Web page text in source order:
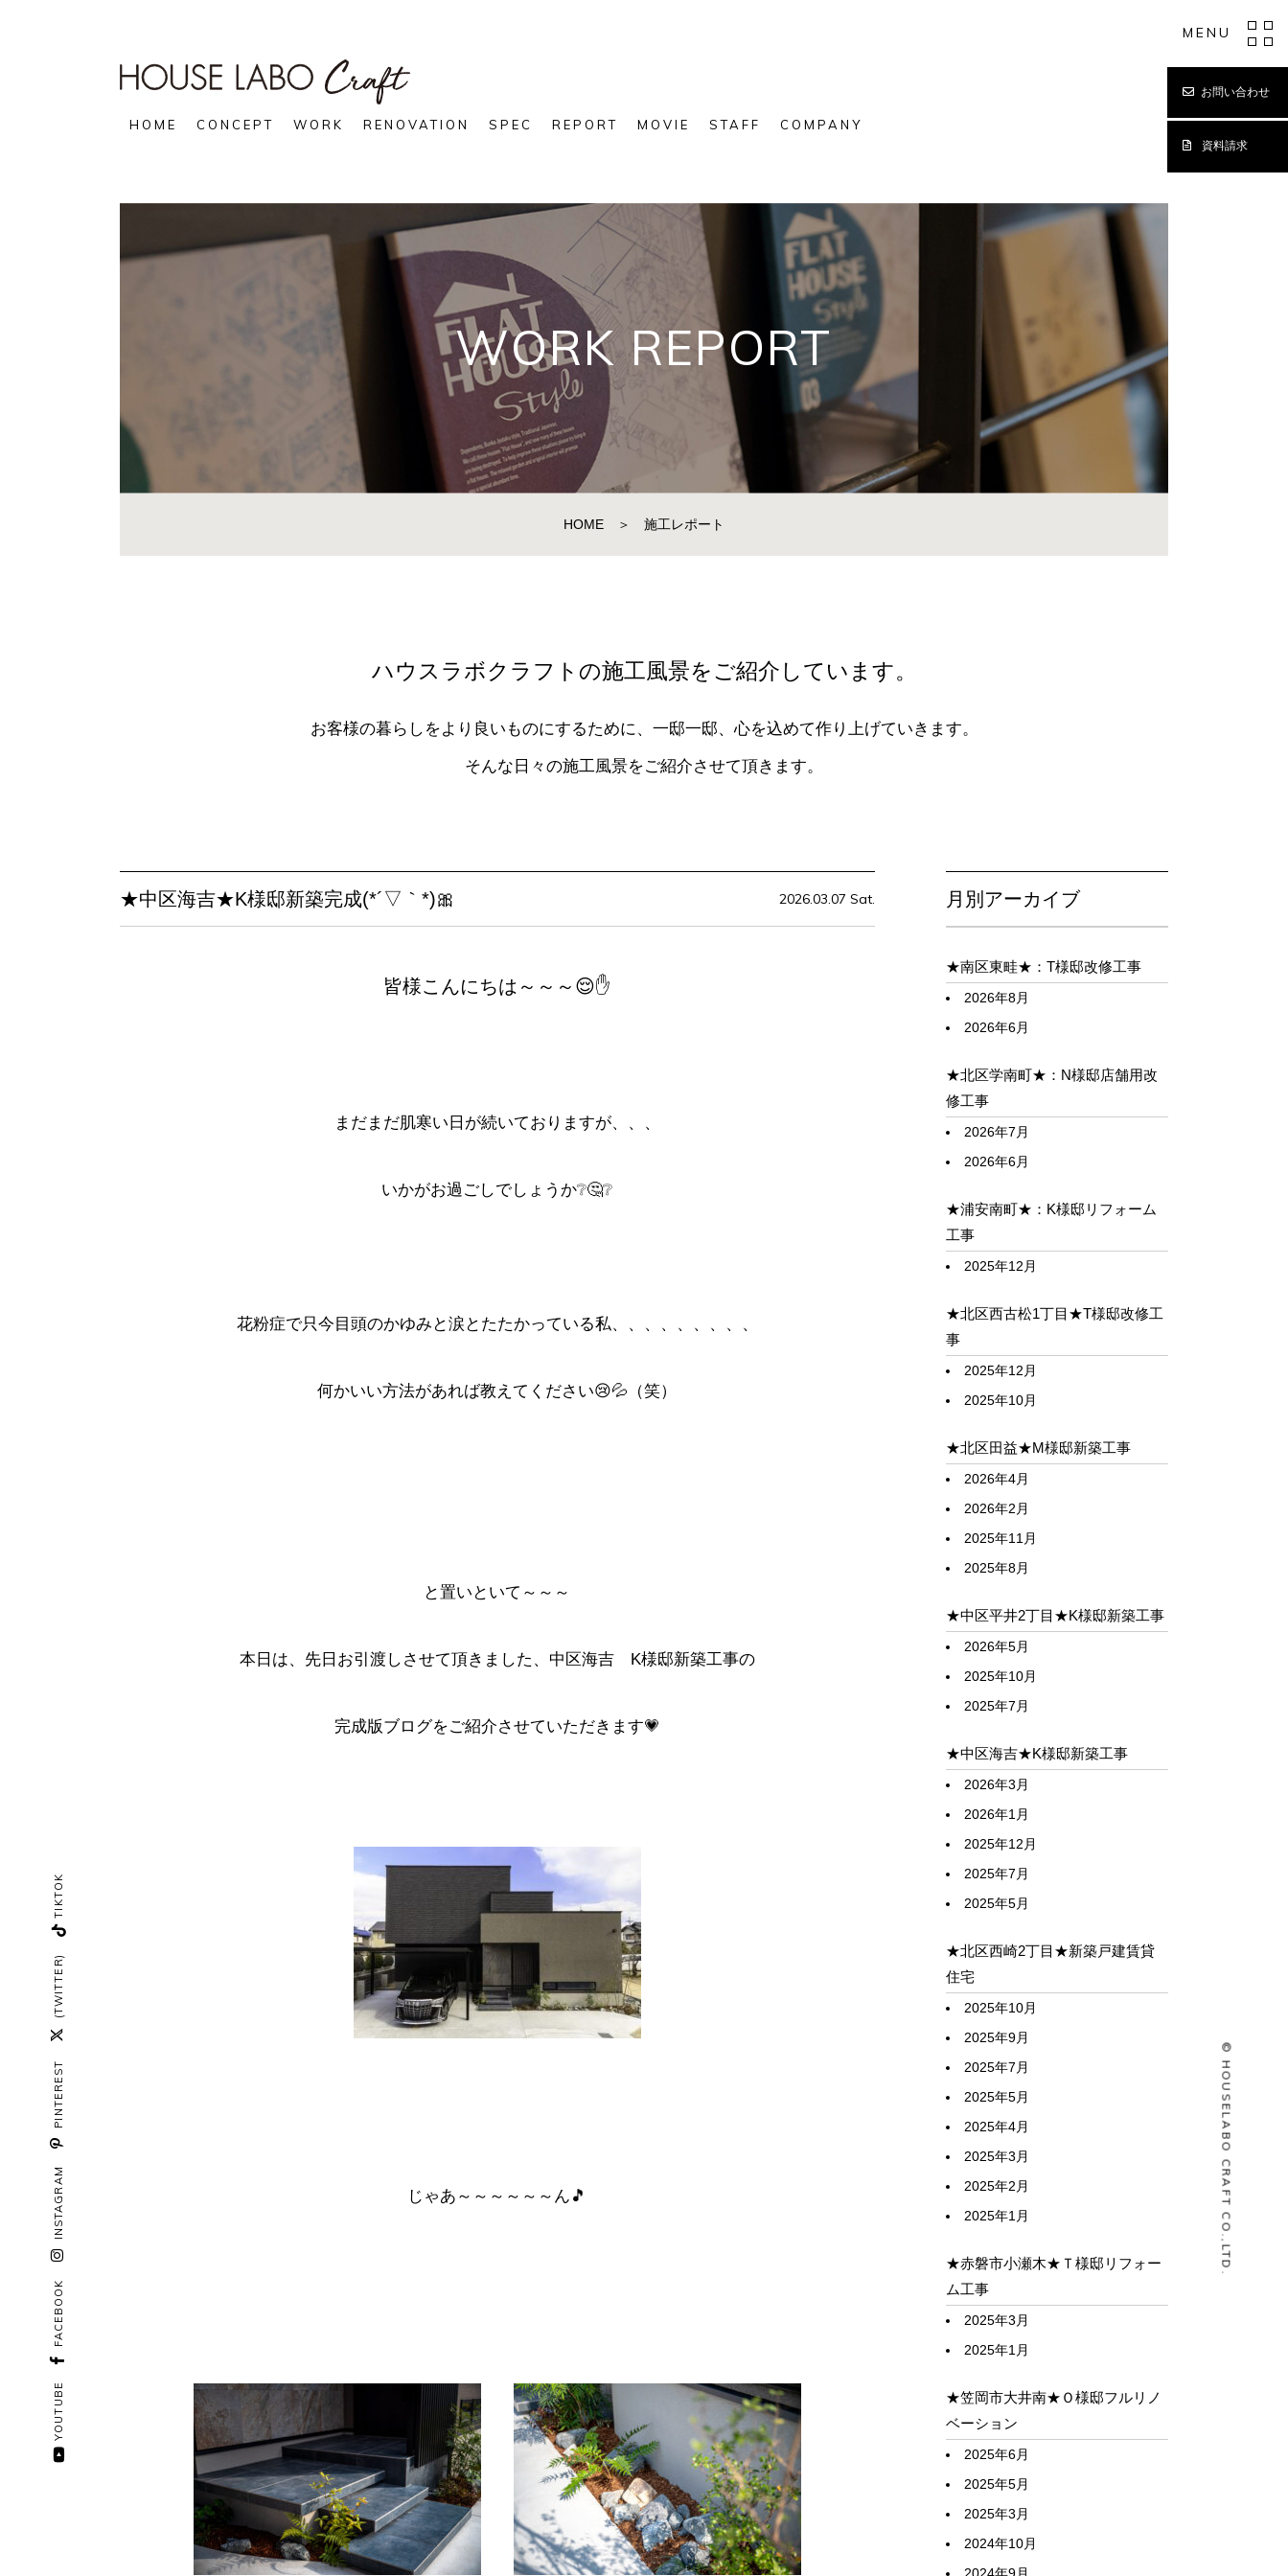
HOME CONCEPT WORK RENOVATION SPEC REPORT MOVIE STAFF COMPANY
MENU
お問い合わせ
資料請求
WORK REPORT
HOME ＞ 施工レポート
ハウスラボクラフトの施工風景をご紹介しています。
お客様の暮らしをより良いものにするために、一邸一邸、心を込めて作り上げていきます。
そんな日々の施工風景をご紹介させて頂きます。
★中区海吉★K様邸新築完成(*´▽｀*)🎀 2026.03.07 Sat.
皆様こんにちは～～～😌✋
まだまだ肌寒い日が続いておりますが、、、
いかがお過ごしでしょうか❔🤔❔
花粉症で只今目頭のかゆみと涙とたたかっている私、、、、、、、、、
何かいい方法があれば教えてください😢💦（笑）
と置いといて～～～
本日は、先日お引渡しさせて頂きました、中区海吉 K様邸新築工事の
完成版ブログをご紹介させていただきます💗
じゃあ～～～～～～ん🎵
月別アーカイブ
★南区東畦★：T様邸改修工事
2026年8月
2026年6月
★北区学南町★：N様邸店舗用改
修工事
2026年7月
2026年6月
★浦安南町★：K様邸リフォーム
工事
2025年12月
★北区西古松1丁目★T様邸改修工
事
2025年12月
2025年10月
★北区田益★M様邸新築工事
2026年4月
2026年2月
2025年11月
2025年8月
★中区平井2丁目★K様邸新築工事
2026年5月
2025年10月
2025年7月
★中区海吉★K様邸新築工事
2026年3月
2026年1月
2025年12月
2025年7月
2025年5月
★北区西崎2丁目★新築戸建賃貸
住宅
2025年10月
2025年9月
2025年7月
2025年5月
2025年4月
2025年3月
2025年2月
2025年1月
★赤磐市小瀬木★Ｔ様邸リフォー
ム工事
2025年3月
2025年1月
★笠岡市大井南★Ｏ様邸フルリノ
ベーション
2025年6月
2025年5月
2025年3月
2024年10月
YOUTUBE
FACEBOOK
INSTAGRAM
PINTEREST
(TWITTER)
TIKTOK
© HOUSELABO CRAFT CO.,LTD.